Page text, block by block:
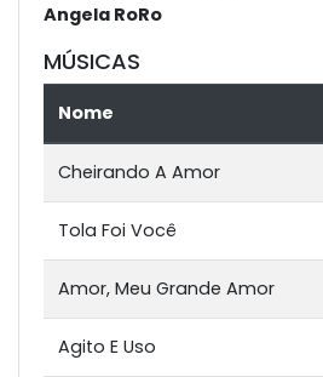
Angela RoRo
MÚSICAS
Nome
Cheirando A Amor
Tola Foi Você
Amor, Meu Grande Amor
Agito E Uso